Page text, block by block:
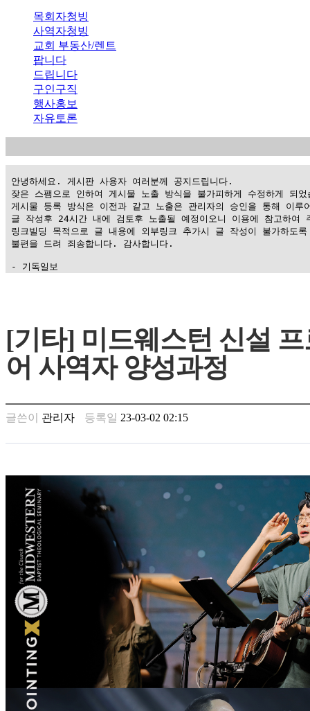
목회자청빙
사역자청빙
교회 부동산/렌트
팝니다
드립니다
구인구직
행사홍보
자유토론
안녕하세요. 게시판 사용자 여러분께 공지드립니다.
잦은 스팸으로 인하여 게시물 노출 방식을 불가피하게 수정하게 되었
게시물 등록 방식은 이전과 같고 노출은 관리자의 승인을 통해 이루
글 작성후 24시간 내에 검토후 노출될 예정이오니 이용에 참고하여
링크빌딩 목적으로 글 내용에 외부링크 추가시 글 작성이 불가하도
불편을 드려 죄송합니다. 감사합니다.
- 기독일보
남
찾
기
은
링
크
주
minky
러
[기타] 미드웨스턴 신설
어 사역자 양성과정
글쓴이 관리자 등록일 23-03-02 02:15